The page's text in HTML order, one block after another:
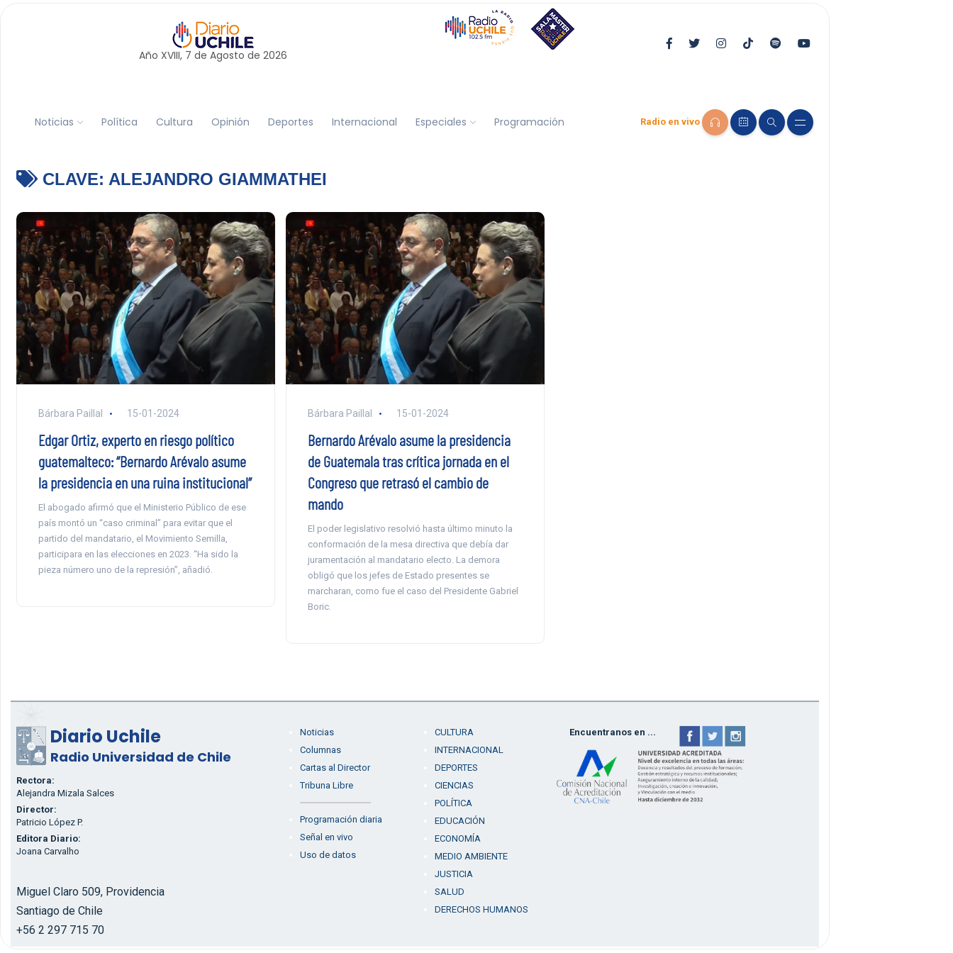
Año XVIII, 7 de Agosto de 2026
Noticias Política Cultura Opinión Deportes Internacional Especiales Programación Radio en vivo
CLAVE: ALEJANDRO GIAMMATHEI
Bárbara Paillal 15-01-2024
Edgar Ortiz, experto en riesgo político
guatemalteco: “Bernardo Arévalo asume
la presidencia en una ruina institucional”
El abogado afirmó que el Ministerio Público de ese
país montó un “caso criminal” para evitar que el
partido del mandatario, el Movimiento Semilla,
participara en las elecciones en 2023. “Ha sido la
pieza número uno de la represión”, añadió.
Bárbara Paillal 15-01-2024
Bernardo Arévalo asume la presidencia
de Guatemala tras crítica jornada en el
Congreso que retrasó el cambio de
mando
El poder legislativo resolvió hasta último minuto la
conformación de la mesa directiva que debía dar
juramentación al mandatario electo. La demora
obligó que los jefes de Estado presentes se
marcharan, como fue el caso del Presidente Gabriel
Boric.
Diario Uchile
Radio Universidad de Chile
Rectora:
Alejandra Mizala Salces
Director:
Patricio López P.
Editora Diario:
Joana Carvalho
Miguel Claro 509, Providencia
Santiago de Chile
+56 2 297 715 70
Noticias
Columnas
Cartas al Director
Tribuna Libre
Programación diaria
Señal en vivo
Uso de datos
CULTURA
INTERNACIONAL
DEPORTES
CIENCIAS
POLÍTICA
EDUCACIÓN
ECONOMÍA
MEDIO AMBIENTE
JUSTICIA
SALUD
DERECHOS HUMANOS
Encuentranos en ...